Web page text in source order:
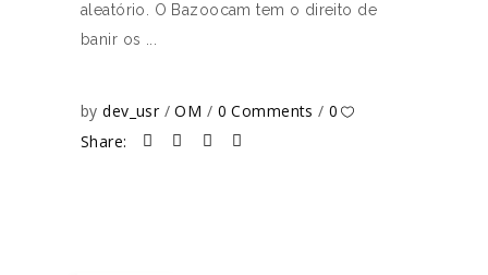
aleatório. O Bazoocam tem o direito de
banir os
bydev_usr OM 0 Comments 0
Share: